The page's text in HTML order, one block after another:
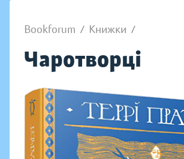
Bookforum / Книжки /
Чаротворці